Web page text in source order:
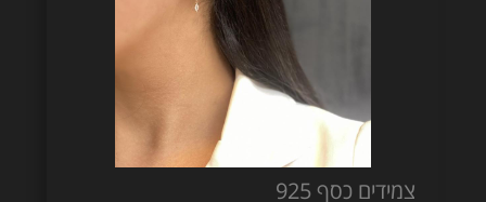
צמידים כסף 925